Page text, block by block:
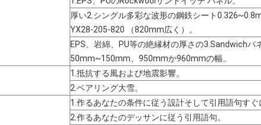
厚い2.シングル多彩な波形の鋼鉄シート
YX28-205-820 （820mm広く）。
EPS、岩綿、PU等の絶縁材の厚さの3.Sandwichパ
50mm~150mm、950mmか960mmの幅。
1.抵抗する風および地震影響。
2.ベアリング大雪。
1.作るあなたの条件に従う設計そして引用語句すぐ
2.作るあなたのデッサンに従う引用語句。